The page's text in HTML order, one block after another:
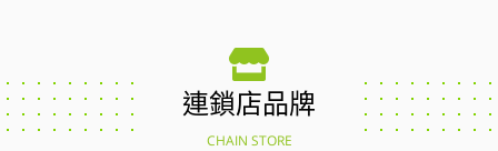
連鎖店品牌
CHAIN STORE